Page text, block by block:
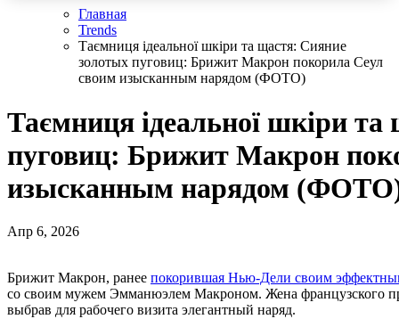
Главная
Trends
Таємниця ідеальної шкіри та щастя: Сияние
золотых пуговиц: Брижит Макрон покорила Сеул
своим изысканным нарядом (ФОТО)
Таємниця ідеальної шкіри
пуговиц: Брижит Макрон
изысканным нарядом
Апр 6, 2026
Брижит Макрон, ранее покорившая Нью-Дели своим
со своим мужем Эмманюэлем Макроном. Жена французского
выбрав для рабочего визита элегантный наряд.